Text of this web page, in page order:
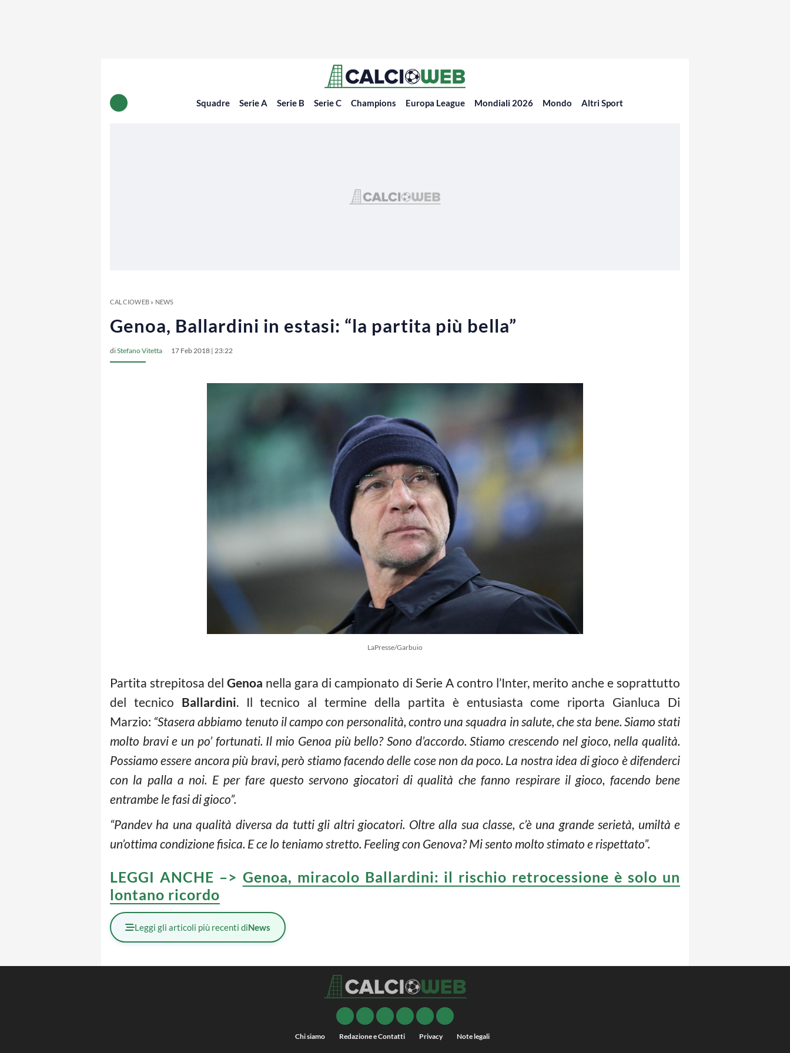
Squadre Serie A Serie B Serie C Champions Europa League Mondiali 2026 Mondo Altri Sport
CALCIOWEB» NEWS
Genoa, Ballardini in estasi: “la partita più bella”
diStefano Vitetta 17 Feb 2018 | 23:22
LaPresse/Garbuio
Partita strepitosa delGenoa nella gara di campionato di Serie A contro l’Inter, merito anche e soprattutto
del tecnico Ballardini. Il tecnico al termine della partita è entusiasta come riporta Gianluca Di
Marzio: “Stasera abbiamo tenuto il campo con personalità, contro una squadra in salute, che sta bene. Siamo stati
molto bravi e un po’ fortunati. Il mio Genoa più bello? Sono d’accordo. Stiamo crescendo nel gioco, nella qualità.
Possiamo essere ancora più bravi, però stiamo facendo delle cose non da poco. La nostra idea di gioco è difenderci
con la palla a noi. E per fare questo servono giocatori di qualità che fanno respirare il gioco, facendo bene
entrambe le fasi di gioco”.
“Pandev ha una qualità diversa da tutti gli altri giocatori. Oltre alla sua classe, c’è una grande serietà, umiltà e
un’ottima condizione fisica. E ce lo teniamo stretto. Feeling con Genova? Mi sento molto stimato e rispettato”.
LEGGI ANCHE –> Genoa, miracolo Ballardini: il rischio retrocessione è solo un
lontano ricordo
Leggi gli articoli più recenti diNews
Chi siamo Redazione e Contatti Privacy Note legali